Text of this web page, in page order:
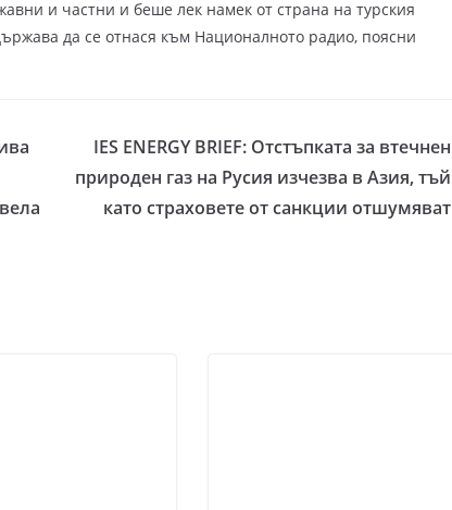
и частни и беше лек намек от страна на турския
да се отнася към Националното радио, поясни
IES ENERGY BRIEF: Отстъпката за втечнен
природен газ на Русия изчезва в Азия, тъй
като страховете от санкции отшумяват